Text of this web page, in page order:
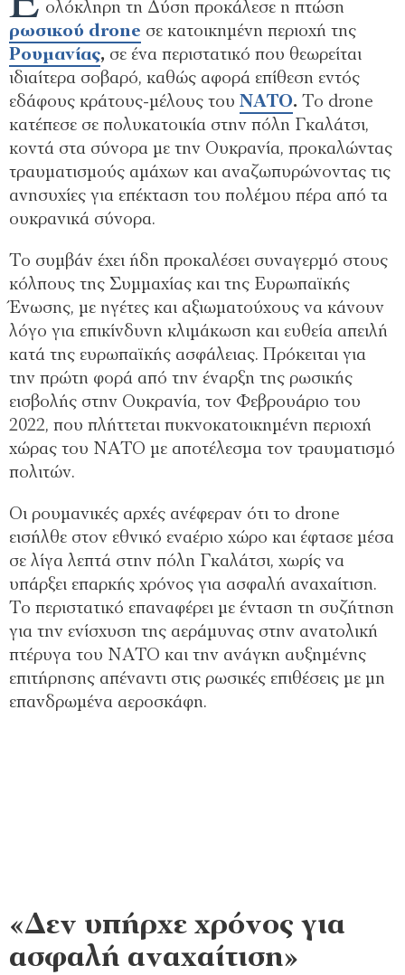
ολόκληρη τη Δύση προκάλεσε η πτώση
ρωσικού drone σε κατοικημένη περιοχή της
Ρουμανίας, σε ένα περιστατικό που θεωρείται
ιδιαίτερα σοβαρό, καθώς αφορά επίθεση εντός
εδάφους κράτους-μέλους του ΝΑΤΟ. Το drone
κατέπεσε σε πολυκατοικία στην πόλη Γκαλάτσι,
κοντά στα σύνορα με την Ουκρανία, προκαλώντας
τραυματισμούς αμάχων και αναζωπυρώνοντας τις
ανησυχίες για επέκταση του πολέμου πέρα από τα
ουκρανικά σύνορα.
Το συμβάν έχει ήδη προκαλέσει συναγερμό στους
κόλπους της Συμμαχίας και της Ευρωπαϊκής
Ένωσης, με ηγέτες και αξιωματούχους να κάνουν
λόγο για επικίνδυνη κλιμάκωση και ευθεία απειλή
κατά της ευρωπαϊκής ασφάλειας. Πρόκειται για
την πρώτη φορά από την έναρξη της ρωσικής
εισβολής στην Ουκρανία, τον Φεβρουάριο του
2022, που πλήττεται πυκνοκατοικημένη περιοχή
χώρας του ΝΑΤΟ με αποτέλεσμα τον τραυματισμό
πολιτών.
Οι ρουμανικές αρχές ανέφεραν ότι το drone
εισήλθε στον εθνικό εναέριο χώρο και έφτασε μέσα
σε λίγα λεπτά στην πόλη Γκαλάτσι, χωρίς να
υπάρξει επαρκής χρόνος για ασφαλή αναχαίτιση.
Το περιστατικό επαναφέρει με ένταση τη συζήτηση
για την ενίσχυση της αεράμυνας στην ανατολική
πτέρυγα του ΝΑΤΟ και την ανάγκη αυξημένης
επιτήρησης απέναντι στις ρωσικές επιθέσεις με μη
επανδρωμένα αεροσκάφη.
«Δεν υπήρχε χρόνος για
ασφαλή αναχαίτιση»